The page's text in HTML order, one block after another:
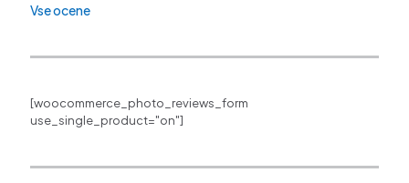
Vse ocene
[woocommerce_photo_reviews_form
use_single_product="on"]